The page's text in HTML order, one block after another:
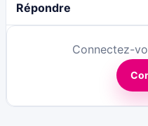
Répondre
Connectez-